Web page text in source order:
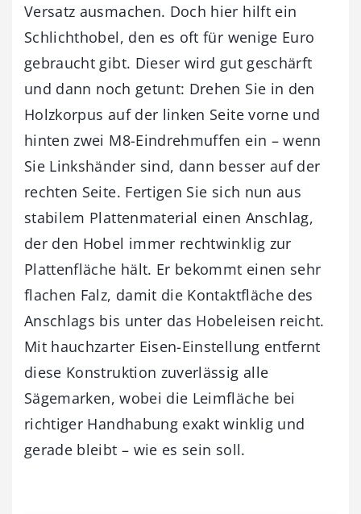
Versatz ausmachen. Doch hier hilft ein
Schlichthobel, den es oft für wenige Euro
gebraucht gibt. Dieser wird gut geschärft
und dann noch getunt: Drehen Sie in den
Holzkorpus auf der linken Seite vorne und
hinten zwei M8-Eindrehmuffen ein – wenn
Sie Linkshänder sind, dann besser auf der
rechten Seite. Fertigen Sie sich nun aus
stabilem Plattenmaterial einen Anschlag,
der den Hobel immer rechtwinklig zur
Plattenfläche hält. Er bekommt einen sehr
flachen Falz, damit die Kontaktfläche des
Anschlags bis unter das Hobeleisen reicht.
Mit hauchzarter Eisen-Einstellung entfernt
diese Konstruktion zuverlässig alle
Sägemarken, wobei die Leimfläche bei
richtiger Handhabung exakt winklig und
gerade bleibt – wie es sein soll.